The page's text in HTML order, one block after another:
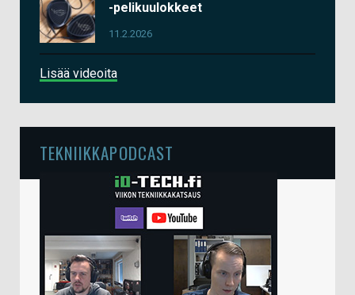
-pelikuulokkeet
11.2.2026
Lisää videoita
TEKNIIKKAPODCAST